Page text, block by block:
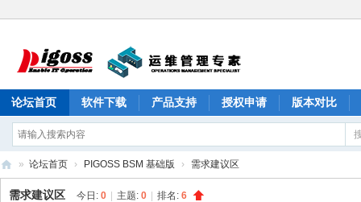
论坛首页 软件下载 产品支持 授权申请 版本对比
PI
» 论坛首页 › PIGOSS BSM 基础版 › 需求建议区
需求建议区 今日: 0 主题: 0 排名: 6